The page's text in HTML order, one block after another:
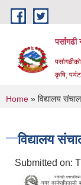
Skip to main content
कृषि,
You are
Home » विद्यालय
विद्यालय
Submitted on: